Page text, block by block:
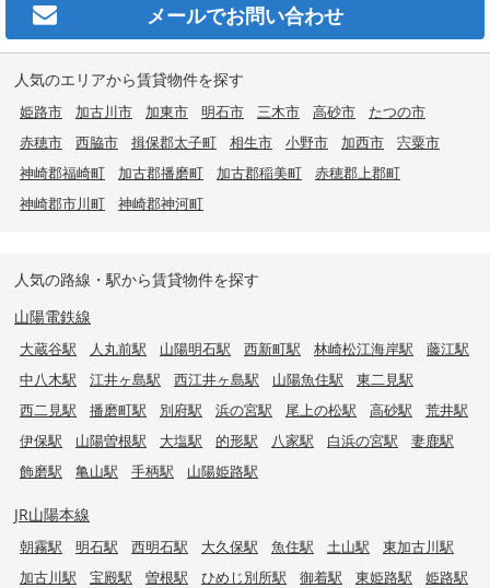
メールでお問い合わせ
人気のエリアから賃貸物件を探す
姫路市 加古川市 加東市 明石市 三木市 高砂市
たつの市
赤穂市
西脇市 揖保郡太子町 相生市 小野市 加西市
宍粟市
神崎郡福崎町
加古郡播磨町 加古郡稲美町
赤穂郡上郡町
神崎郡市川町
神崎郡神河町
人気の路線・駅から賃貸物件を探す
山陽電鉄線
大蔵谷駅 人丸前駅 山陽明石駅 西新町駅 林崎松江海岸駅
藤江駅
中八木駅
江井ヶ島駅 西江井ヶ島駅 山陽魚住駅
東二見駅
西二見駅
播磨町駅 別府駅 浜の宮駅 尾上の松駅 高砂駅
荒井駅
伊保駅
山陽曽根駅 大塩駅 的形駅 八家駅 白浜の宮駅
妻鹿駅
飾磨駅
亀山駅 手柄駅 山陽姫路駅
JR山陽本線
朝霧駅 明石駅 西明石駅 大久保駅 魚住駅 土山駅
東加古川駅
加古川駅
宝殿駅 曽根駅 ひめじ別所駅 御着駅 東姫路駅
姫路駅